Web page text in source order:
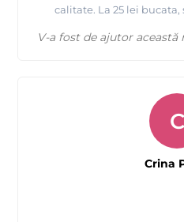
calitate. La 25 lei
V-a fost de ajutor această
C
Crina